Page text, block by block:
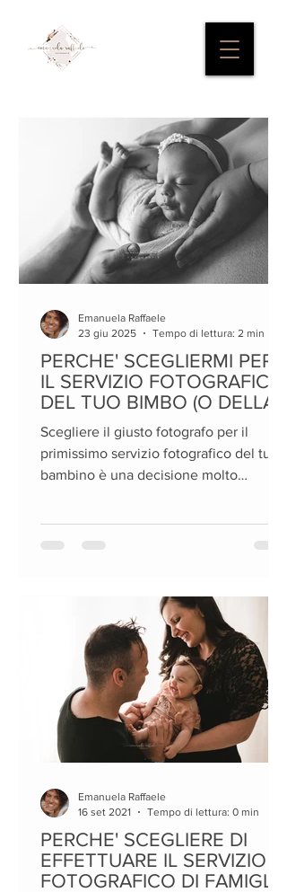
PERCHE' SCEGLIERMI PER
IL SERVIZIO FOTOGRAFICO
DEL TUO BIMBO (O DELLA
TUA BIMBA)
Scegliere il giusto fotografo per il
primissimo servizio fotografico del tuo
bambino è una decisione molto
Emanuela Raffaele
23 giu 2025
Tempo di lettura: 2 min
PERCHE' SCEGLIERE DI
EFFETTUARE IL SERVIZIO
FOTOGRAFICO DI FAMIGLIA
Emanuela Raffaele
16 set 2021
Tempo di lettura: 0 min